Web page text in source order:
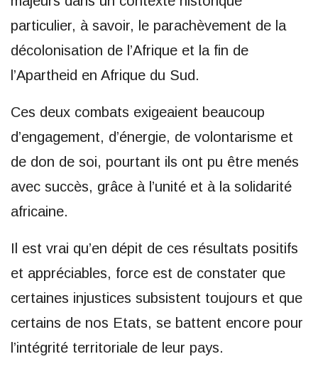
particulier, à savoir, le parachèvement de la
décolonisation de l’Afrique et la fin de
l’Apartheid en Afrique du Sud.
Ces deux combats exigeaient beaucoup
d’engagement, d’énergie, de volontarisme et
de don de soi, pourtant ils ont pu être menés
avec succès, grâce à l’unité et à la solidarité
africaine.
Il est vrai qu’en dépit de ces résultats positifs
et appréciables, force est de constater que
certaines injustices subsistent toujours et que
certains de nos Etats, se battent encore pour
l’intégrité territoriale de leur pays.